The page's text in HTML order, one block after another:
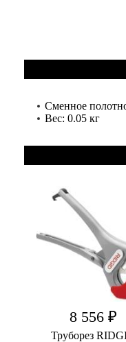
Сменное
Вес: 0.05 кг
8 556 ₽
Труборез